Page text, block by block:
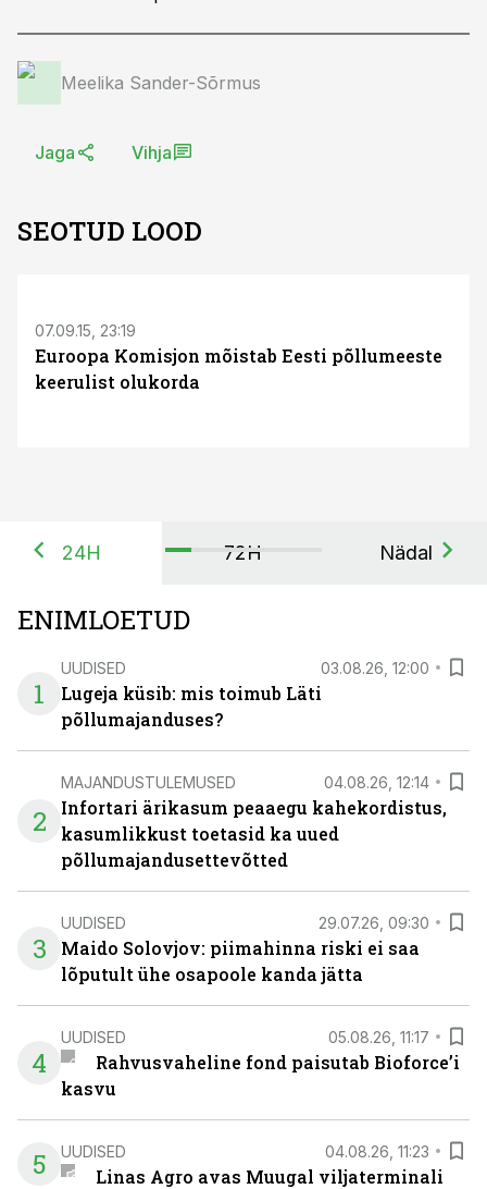
Meelika Sander-Sõrmus
Jaga Vihja
SEOTUD LOOD
07.09.15, 23:19
Euroopa Komisjon mõistab Eesti põllumeeste
keerulist olukorda
24H 72H Nädal
ENIMLOETUD
1
UUDISED 03.08.26, 12:00
Lugeja küsib: mis toimub Läti
põllumajanduses?
2
MAJANDUSTULEMUSED 04.08.26, 12:14
Infortari ärikasum peaaegu kahekordistus,
kasumlikkust toetasid ka uued
põllumajandusettevõtted
3
UUDISED 29.07.26, 09:30
Maido Solovjov: piimahinna riski ei saa
lõputult ühe osapoole kanda jätta
4
UUDISED 05.08.26, 11:17
Rahvusvaheline fond paisutab Bioforce’i
kasvu
5 UUDISED 04.08.26, 11:23
Linas Agro avas Muugal viljaterminali